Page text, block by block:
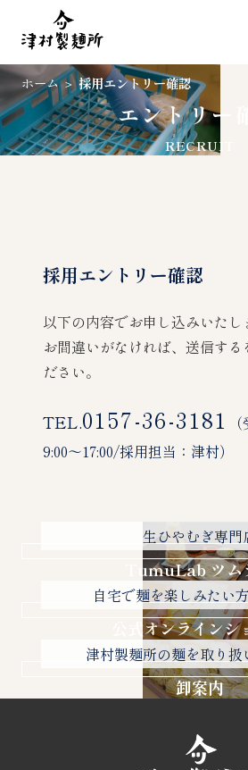
ホーム＞採用エントリー確認
エントリー
RECRUIT
採用エントリー確認
以下の内容でお申し込みいたし
お間違いがなければ、送信する
ださい。
TEL.0157-36-3181
9:00〜17:00/採用担当：津村）
生ひやむぎ専門
TumuLab ツム
自宅で麺を楽しみたい
公式オンラインシ
津村製麺所の麺を取り扱
卸案内